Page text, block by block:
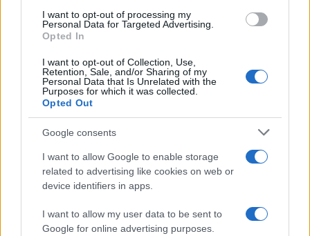
I want to opt-out of processing my
Personal Data for Targeted Advertising.
Opted In
I want to opt-out of Collection, Use,
Retention, Sale, and/or Sharing of my
Personal Data that Is Unrelated with the
Purposes for which it was collected.
Opted Out
Google consents
I want to allow Google to enable storage
related to advertising like cookies on web or
device identifiers in apps.
I want to allow my user data to be sent to
Google for online advertising purposes.
Όροι Χρήσης. Το site προστατεύεται από reCAPTCHA, ισχύουν
Πολιτική Απορρήτου
Ελλάδα
ΣΚΥΛΟΣ
ΧΑΝΙΑ
Share:
Ακολουθήστε το Νewsit.gr στο
ενημερωθείτε πρώτοι για όλη την ειδησεογραφία και τα
τελευταία νέατης ημέρας